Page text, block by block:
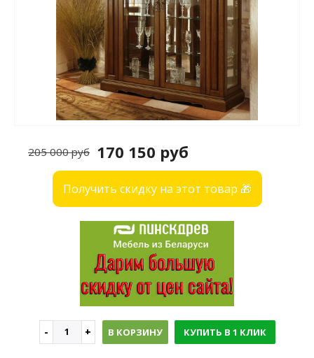
170 150 руб
205 000 руб
Получить скидку на этот товар 🎁
В КОРЗИНУ КУПИТЬ В 1 КЛИК